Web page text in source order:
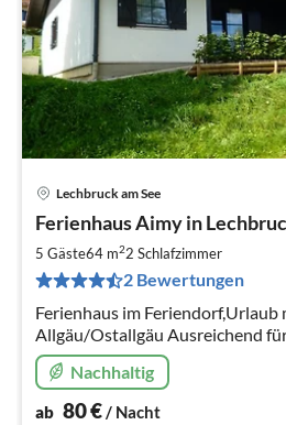
Lechbruck am See
Ferienhaus Aimy in
5 Gäste64 m22 Schlafzimmer
2 Bewertungen
Ferienhaus im Feriendorf,Urlaub
Allgäu/Ostallgäu Ausreichend
Nachhaltig
ab 80€/ Nacht